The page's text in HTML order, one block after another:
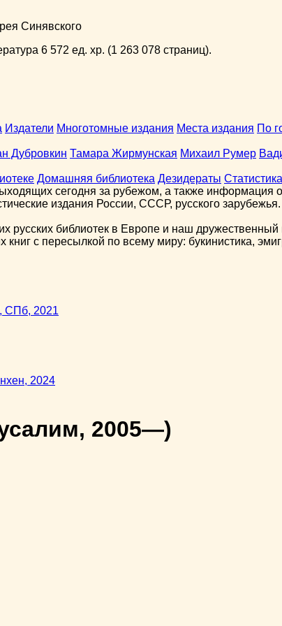
Синявского
6 572 ед. хр. (1 263 078 страниц).
Издатели Многотомные издания Места издания По
Дубровкин Тамара Жирмунская Михаил Румер
Домашняя библиотека Дезидераты Статистика
сегодня за рубежом, а также информация
издания России, СССР, русского
русских библиотек в Европе и наш дружественный
книг с пересылкой по всему миру: букинистика,
2005—)